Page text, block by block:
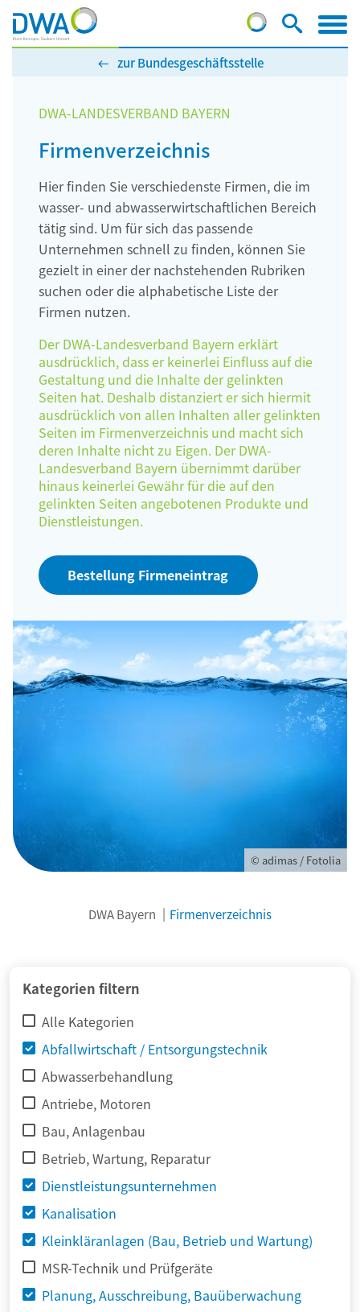
zur Bundesgeschäftsstelle
DWA-LANDESVERBAND BAYERN
Firmenverzeichnis
Hier finden Sie verschiedenste Firmen, die im
wasser- und abwasserwirtschaftlichen Bereich
tätig sind. Um für sich das passende
Unternehmen schnell zu finden, können Sie
gezielt in einer der nachstehenden Rubriken
suchen oder die alphabetische Liste der
Firmen nutzen.
Der DWA-Landesverband Bayern erklärt
ausdrücklich, dass er keinerlei Einfluss auf die
Gestaltung und die Inhalte der gelinkten
Seiten hat. Deshalb distanziert er sich hiermit
ausdrücklich von allen Inhalten aller gelinkten
Seiten im Firmenverzeichnis und macht sich
deren Inhalte nicht zu Eigen. Der DWA-
Landesverband Bayern übernimmt darüber
hinaus keinerlei Gewähr für die auf den
gelinkten Seiten angebotenen Produkte und
Dienstleistungen.
Bestellung Firmeneintrag
© adimas / Fotolia
DWA Bayern Firmenverzeichnis
Kategorien filtern
Alle Kategorien
Abfallwirtschaft / Entsorgungstechnik
Abwasserbehandlung
Antriebe, Motoren
Bau, Anlagenbau
Betrieb, Wartung, Reparatur
Dienstleistungsunternehmen
Kanalisation
Kleinkläranlagen (Bau, Betrieb und Wartung)
MSR-Technik und Prüfgeräte
Planung, Ausschreibung, Bauüberwachung